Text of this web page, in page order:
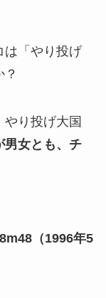
は「やり投げ
り投げ大国
男女とも、チ
（1996年5